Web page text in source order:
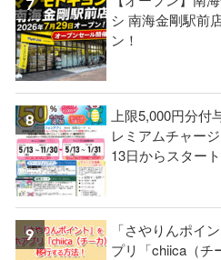
シ 南海金剛駅前
ン！
上限5,000円分
レミアムチャー
13日からスタート
「さやりんポイ
プリ「chiica（チ